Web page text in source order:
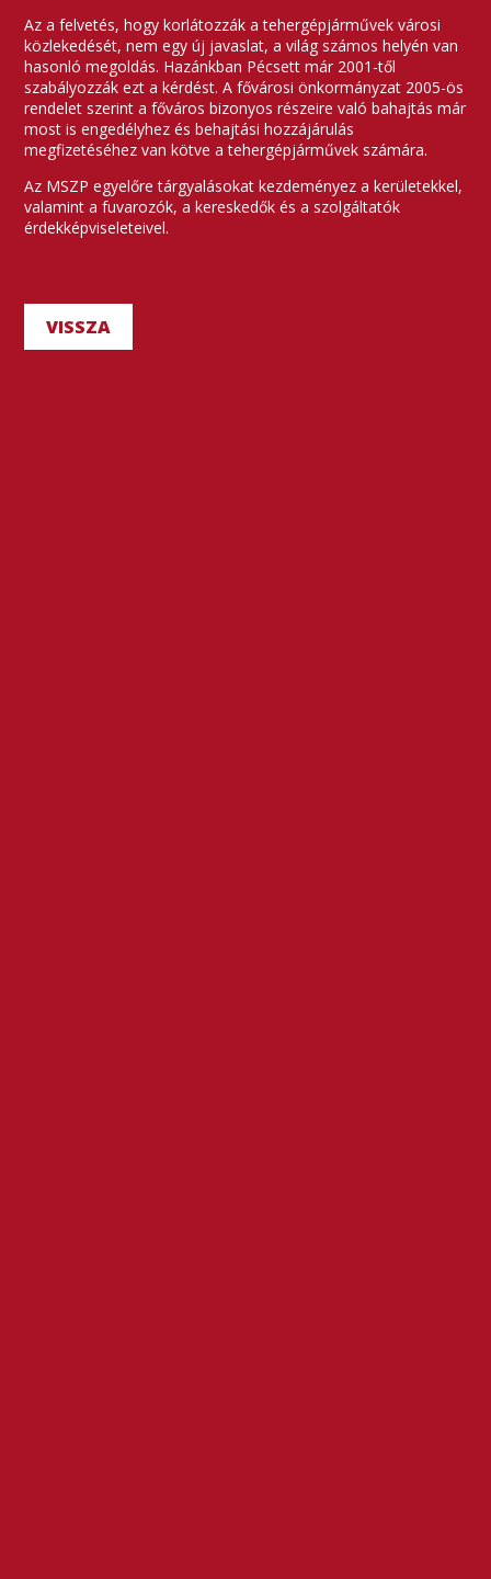
Az a felvetés, hogy korlátozzák a tehergépjárművek városi
közlekedését, nem egy új javaslat, a világ számos helyén van
hasonló megoldás. Hazánkban Pécsett már 2001-től
szabályozzák ezt a kérdést. A fővárosi önkormányzat 2005-ös
rendelet szerint a főváros bizonyos részeire való bahajtás már
most is engedélyhez és behajtási hozzájárulás
megfizetéséhez van kötve a tehergépjárművek számára.
Az MSZP egyelőre tárgyalásokat kezdeményez a kerületekkel,
valamint a fuvarozók, a kereskedők és a szolgáltatók
érdekképviseleteivel.
VISSZA